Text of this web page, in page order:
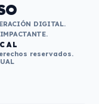
DIGITAL.
reservados.